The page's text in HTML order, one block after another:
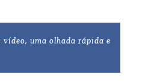
uma olhada rápida e